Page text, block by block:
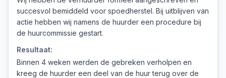
succesvol bemiddeld voor spoedherstel. Bij uitblijven van
actie hebben wij namens de huurder een procedure bij
de huurcommissie gestart.
Resultaat:
Binnen 4 weken werden de gebreken verholpen en
kreeg de huurder een deel van de huur terug over de